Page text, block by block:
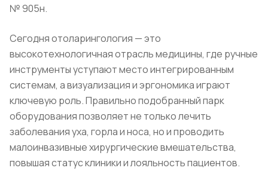
№ 905н.
Сегодня отоларингология — это
высокотехнологичная отрасль медицины, где ручные
инструменты уступают место интегрированным
системам, а визуализация и эргономика играют
ключевую роль. Правильно подобранный парк
оборудования позволяет не только лечить
заболевания уха, горла и носа, но и проводить
малоинвазивные хирургические вмешательства,
повышая статус клиники и лояльность пациентов.